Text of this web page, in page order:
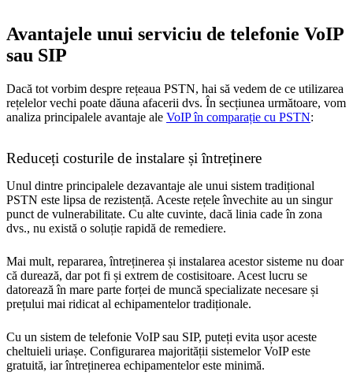
Avantajele unui serviciu de telefonie VoIP
sau SIP
Dacă tot vorbim despre rețeaua PSTN, hai să vedem de ce utilizarea
rețelelor vechi poate dăuna afacerii dvs. În secțiunea următoare, vom
analiza principalele avantaje ale VoIP în comparație cu PSTN:
Reduceți costurile de instalare și întreținere
Unul dintre principalele dezavantaje ale unui sistem tradițional
PSTN este lipsa de rezistență. Aceste rețele învechite au un singur
punct de vulnerabilitate. Cu alte cuvinte, dacă linia cade în zona
dvs., nu există o soluție rapidă de remediere.
Mai mult, repararea, întreținerea și instalarea acestor sisteme nu doar
că durează, dar pot fi și extrem de costisitoare. Acest lucru se
datorează în mare parte forței de muncă specializate necesare și
prețului mai ridicat al echipamentelor tradiționale.
Cu un sistem de telefonie VoIP sau SIP, puteți evita ușor aceste
cheltuieli uriașe. Configurarea majorității sistemelor VoIP este
gratuită, iar întreținerea echipamentelor este minimă.